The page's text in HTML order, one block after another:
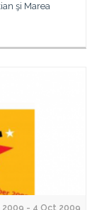
şi Marea
2009 - 4 Oct 2009